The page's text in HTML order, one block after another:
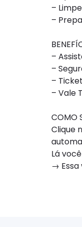
–
–
–
–
–
– Vale
COMO
Clique
Lá
→